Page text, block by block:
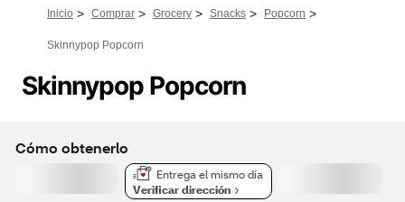
Inicio > Comprar > Grocery > Snacks > Popcorn >
Skinnypop Popcorn
Skinnypop Popcorn
Cómo obtenerlo
Entrega el mismo día
Verificar dirección